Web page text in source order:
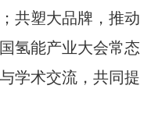
共塑大品牌，推动
氢能产业大会常态
学术交流，共同提